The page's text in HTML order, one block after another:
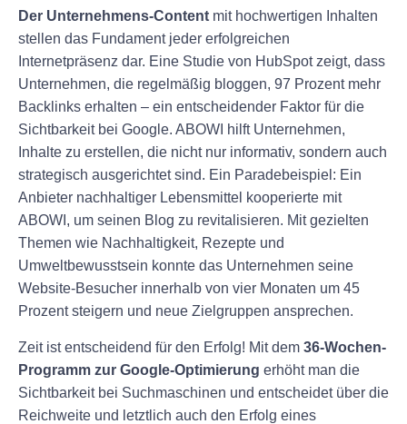
Der Unternehmens-Content mit hochwertigen Inhalten
stellen das Fundament jeder erfolgreichen
Internetpräsenz dar. Eine Studie von HubSpot zeigt, dass
Unternehmen, die regelmäßig bloggen, 97 Prozent mehr
Backlinks erhalten – ein entscheidender Faktor für die
Sichtbarkeit bei Google. ABOWI hilft Unternehmen,
Inhalte zu erstellen, die nicht nur informativ, sondern auch
strategisch ausgerichtet sind. Ein Paradebeispiel: Ein
Anbieter nachhaltiger Lebensmittel kooperierte mit
ABOWI, um seinen Blog zu revitalisieren. Mit gezielten
Themen wie Nachhaltigkeit, Rezepte und
Umweltbewusstsein konnte das Unternehmen seine
Website-Besucher innerhalb von vier Monaten um 45
Prozent steigern und neue Zielgruppen ansprechen.
Zeit ist entscheidend für den Erfolg! Mit dem 36-Wochen-
Programm zur Google-Optimierung erhöht man die
Sichtbarkeit bei Suchmaschinen und entscheidet über die
Reichweite und letztlich auch den Erfolg eines